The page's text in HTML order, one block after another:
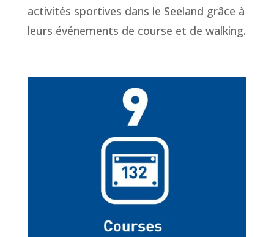
activités sportives dans le Seeland grâce à
leurs événements de course et de walking.